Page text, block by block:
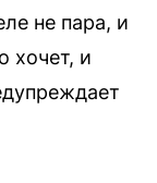
не пара, и
хочет, и